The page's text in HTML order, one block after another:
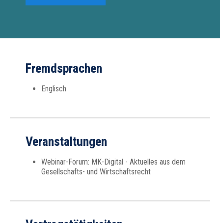
Fremdsprachen
Englisch
Veranstaltungen
Webinar-Forum: MK-Digital - Aktuelles aus dem
Gesellschafts- und Wirtschaftsrecht